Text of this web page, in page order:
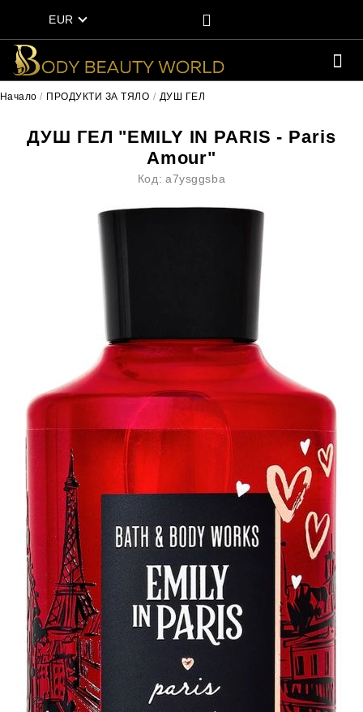
EUR
Начало ПРОДУКТИ ЗА ТЯЛО ДУШ ГЕЛ
ДУШ ГЕЛ "EMILY IN PARIS - Paris
Amour"
Код: a7ysggsba